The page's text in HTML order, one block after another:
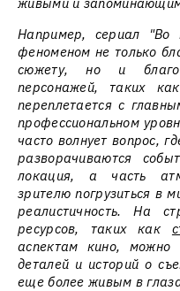
Например, сериал "Во
феноменом не только
сюжету, но и
персонажей, таких
переплетается с
профессиональном
часто волнует вопрос,
разворачиваются
локация, а часть
зрителю погрузиться в
реалистичность. На
ресурсов, таких как
аспектам кино, можно
деталей и историй о
еще более живым в